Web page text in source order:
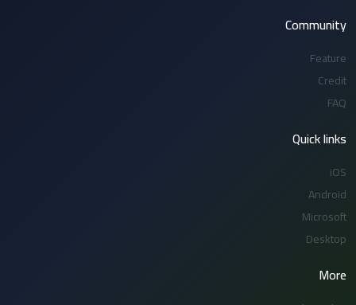
Community
Feature
Credit
FAQ
Quick links
iOS
Android
Microsoft
Desktop
More